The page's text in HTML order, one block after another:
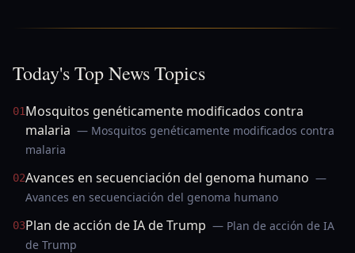
Today's Top News Topics
01Mosquitos genéticamente modificados contra
malaria — Mosquitos genéticamente modificados contra
malaria
02Avances en secuenciación del genoma humano —
Avances en secuenciación del genoma humano
03Plan de acción de IA de Trump — Plan de acción de IA
de Trump